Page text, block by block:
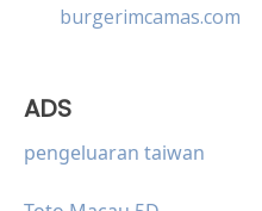
burgerimcamas.com
ADS
pengeluaran taiwan